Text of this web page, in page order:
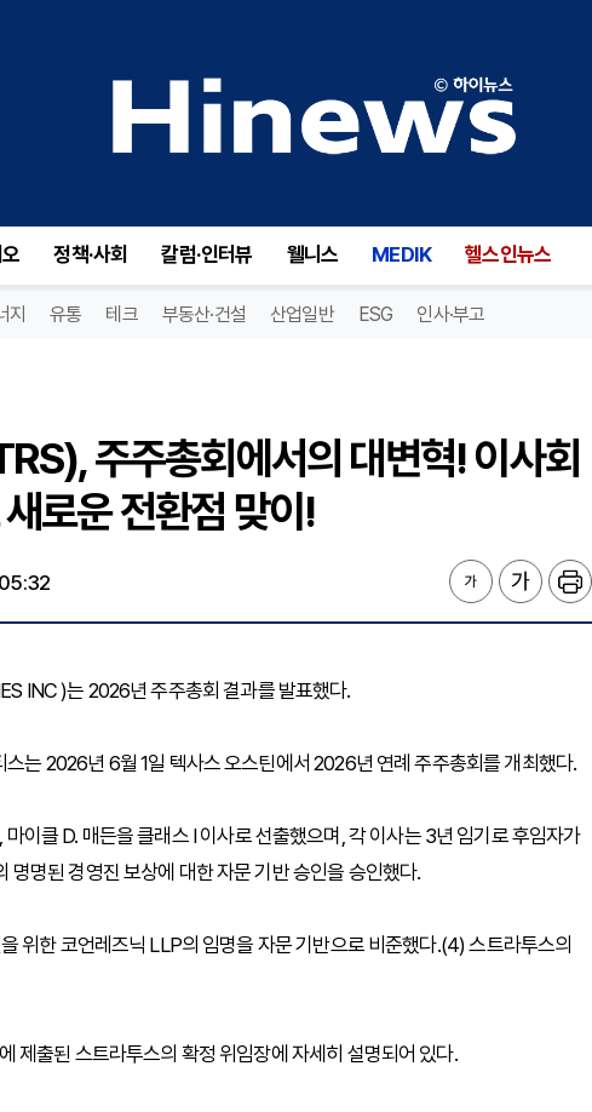
정책·사회 칼럼·인터뷰 웰니스 MEDIK 헬스인뉴스
지 유통 테크 부동산·건설 산업일반 ESG 인사·부고
주주총회에서의 대변혁! 이사회
로운 전환점 맞이!
INC )는 2026년 주주총회 결과를 발표했다.
는 2026년 6월 1일 텍사스 오스틴에서 2026년 연례 주주총회를 개최했다.
이클 D. 매든을 클래스 I 이사로 선출했으며, 각 이사는 3년 임기로 후임자가
명된 경영진 보상에 대한 자문 기반 승인을 승인했다.
위한 코언레즈닉 LLP의 임명을 자문 기반으로 비준했다.(4) 스트라투스의
제출된 스트라투스의 확정 위임장에 자세히 설명되어 있다.